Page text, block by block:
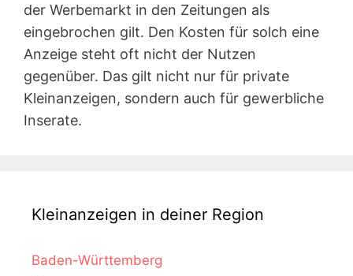
der Werbemarkt in den Zeitungen als
eingebrochen gilt. Den Kosten für solch eine
Anzeige steht oft nicht der Nutzen
gegenüber. Das gilt nicht nur für private
Kleinanzeigen, sondern auch für gewerbliche
Inserate.
Kleinanzeigen in deiner Region
Baden-Württemberg